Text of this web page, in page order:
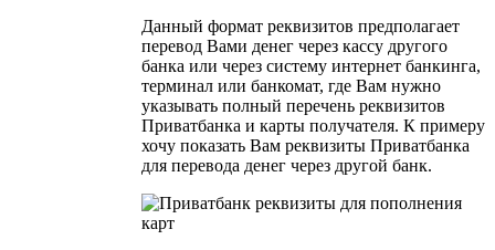
Данный формат реквизитов предполагает
перевод Вами денег через кассу другого
банка или через систему интернет банкинга,
терминал или банкомат, где Вам нужно
указывать полный перечень реквизитов
Приватбанка и карты получателя. К примеру
хочу показать Вам реквизиты Приватбанка
для перевода денег через другой банк.